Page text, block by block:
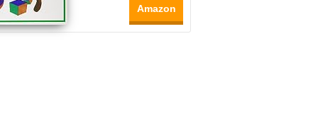
Amazon